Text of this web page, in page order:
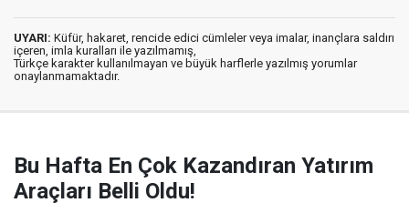
UYARI: Küfür, hakaret, rencide edici cümleler veya imalar, inançlara saldırı
içeren, imla kuralları ile yazılmamış,
Türkçe karakter kullanılmayan ve büyük harflerle yazılmış yorumlar
onaylanmamaktadır.
Bu Hafta En Çok Kazandıran Yatırım
Araçları Belli Oldu!